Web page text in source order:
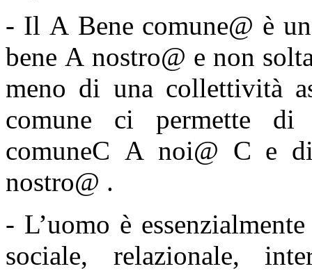
- Il A Bene comune@ è
bene A nostro@ e non
meno di una collettività
comune ci permette di
comuneC A noi@ C e
nostro@ .
- L’uomo è
sociale, relazionale,